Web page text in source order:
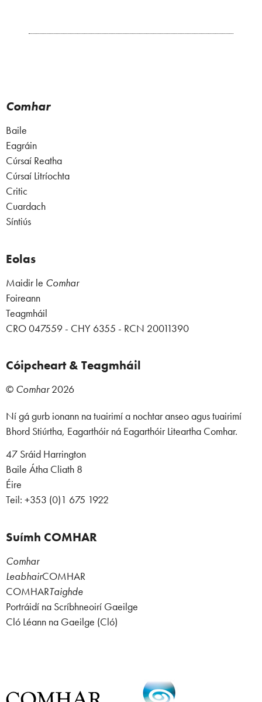
Comhar
Baile
Eagráin
Cúrsaí Reatha
Cúrsaí Litríochta
Critic
Cuardach
Síntiús
Eolas
Maidir le Comhar
Foireann
Teagmháil
CRO 047559 - CHY 6355 - RCN 20011390
Cóipcheart & Teagmháil
© Comhar2026
Ní gá gurb ionann na tuairimí a nochtar anseo agus tuairimí
Bhord Stiúrtha, Eagarthóir ná Eagarthóir Liteartha Comhar.
47 Sráid Harrington
Baile Átha Cliath 8
Éire
Teil: +353 (0)1 675 1922
Suímh COMHAR
Comhar
LeabhairCOMHAR
COMHARTaighde
Portráidí na Scríbhneoirí Gaeilge
Cló Léann na Gaeilge (Cló)